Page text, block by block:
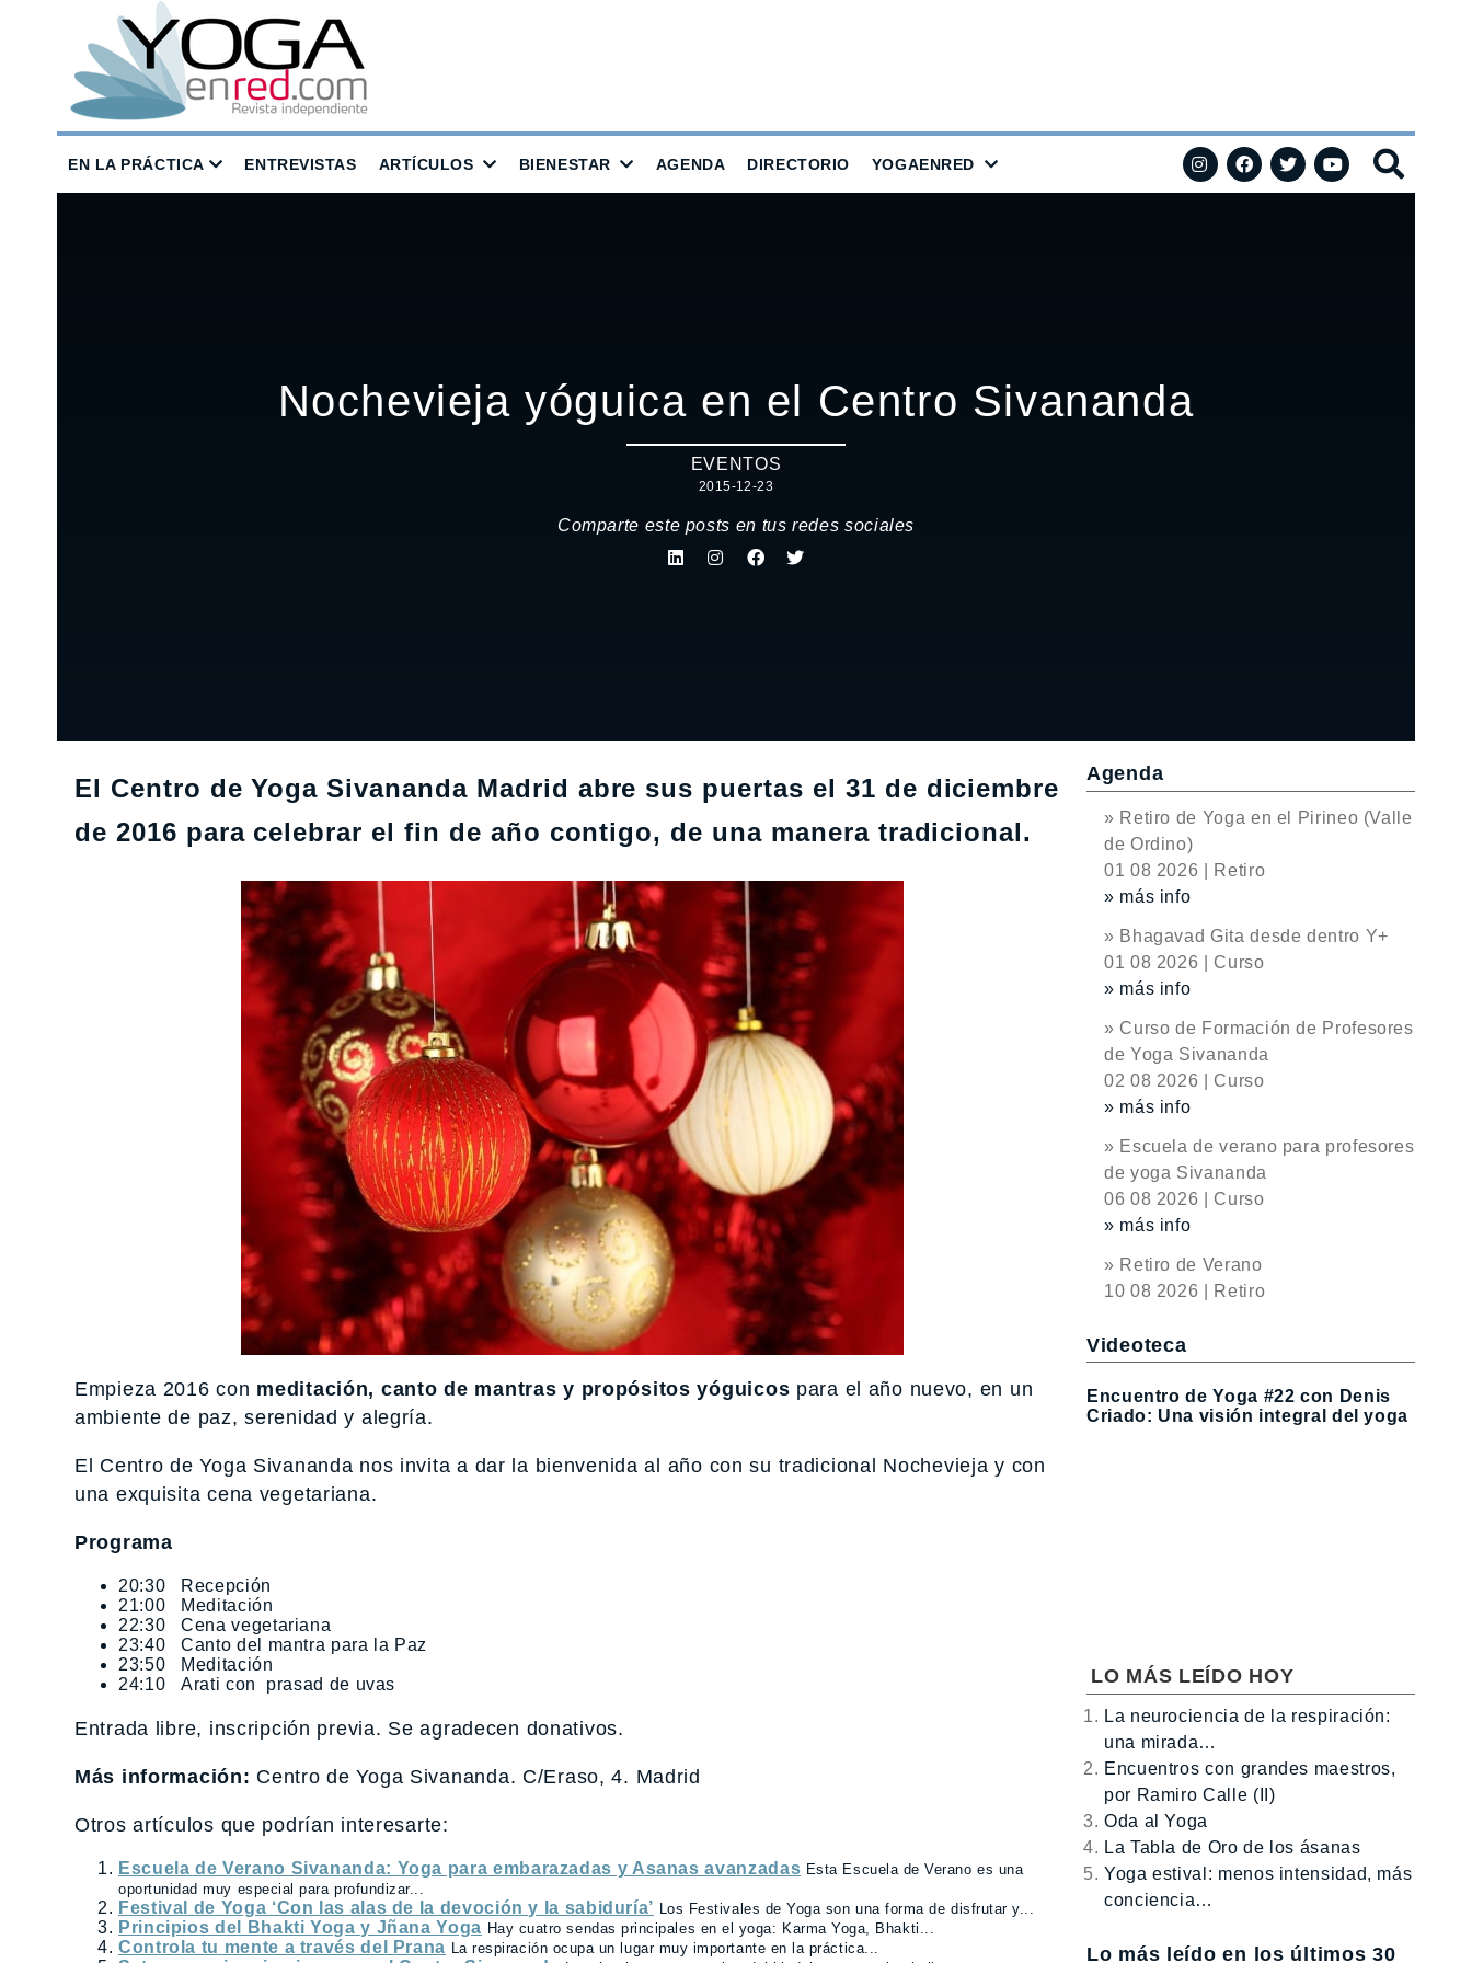
EN LA PRÁCTICA ENTREVISTAS ARTÍCULOS BIENESTAR AGENDA DIRECTORIO YOGAENRED
Nochevieja yóguica en el Centro Sivananda
EVENTOS
2015-12-23
Comparte este posts en tus redes sociales
El Centro de Yoga Sivananda Madrid abre sus puertas el 31 de diciembre
de 2016 para celebrar el fin de año contigo, de una manera tradicional.
Empieza 2016 con meditación, canto de mantras y propósitos yóguicos para el año nuevo, en un
ambiente de paz, serenidad y alegría.
El Centro de Yoga Sivananda nos invita a dar la bienvenida al año con su tradicional Nochevieja y con
una exquisita cena vegetariana.
Programa
20:30 Recepción
21:00 Meditación
22:30 Cena vegetariana
23:40 Canto del mantra para la Paz
23:50 Meditación
24:10 Arati con prasad de uvas
Entrada libre, inscripción previa. Se agradecen donativos.
Más información: Centro de Yoga Sivananda. C/Eraso, 4. Madrid
Otros artículos que podrían interesarte:
Escuela de Verano Sivananda: Yoga para embarazadas y Asanas avanzadas Esta Escuela de Verano es una
oportunidad muy especial para profundizar...
Festival de Yoga ‘Con las alas de la devoción y la sabiduría’ Los Festivales de Yoga son una forma de disfrutar y...
Principios del Bhakti Yoga y Jñana Yoga Hay cuatro sendas principales en el yoga: Karma Yoga, Bhakti...
Controla tu mente a través del Prana La respiración ocupa un lugar muy importante en la práctica...
Agenda
» Retiro de Yoga en el Pirineo (Valle
de Ordino)
01 08 2026 | Retiro
» más info
» Bhagavad Gita desde dentro Y+
01 08 2026 | Curso
» más info
» Curso de Formación de Profesores
de Yoga Sivananda
02 08 2026 | Curso
» más info
» Escuela de verano para profesores
de yoga Sivananda
06 08 2026 | Curso
» más info
» Retiro de Verano
10 08 2026 | Retiro
Videoteca
Encuentro de Yoga #22 con Denis
Criado: Una visión integral del yoga
LO MÁS LEÍDO HOY
La neurociencia de la respiración:
una mirada…
Encuentros con grandes maestros,
por Ramiro Calle (II)
Oda al Yoga
La Tabla de Oro de los ásanas
Yoga estival: menos intensidad, más
conciencia…
Lo más leído en los últimos 30